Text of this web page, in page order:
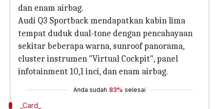
dan enam airbag.
Audi Q3 Sportback mendapatkan kabin lima
tempat duduk dual-tone dengan pencahayaan
sekitar beberapa warna, sunroof panorama,
cluster instrumen "Virtual Cockpit", panel
infotainment 10,1 inci, dan enam airbag.
Anda sudah 83% selesai
_Card_